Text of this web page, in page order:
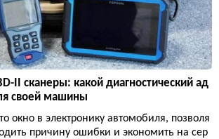
II сканеры: какой диагностический ад
своей машины
окно в электронику автомобиля, позволя
причину ошибки и экономить на сер